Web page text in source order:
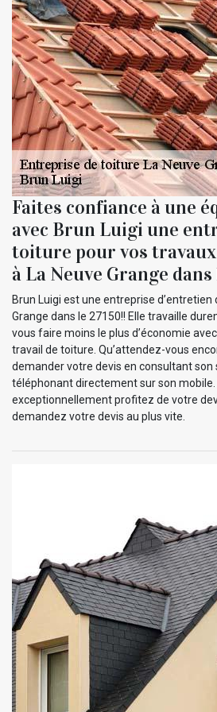
Faites confiance à une
avec Brun Luigi une
toiture pour vos
à La Neuve Grange dans
Brun Luigi est une entreprise d’entretien
Grange dans le 27150!! Elle travaille
vous faire moins le plus d’économie
travail de toiture. Qu’attendez-vous
demander votre devis en consultant son
téléphonant directement sur son
exceptionnellement profitez de votre
demandez votre devis au plus vite.